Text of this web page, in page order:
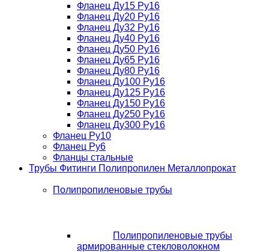
Фланец Ду15 Ру16
Фланец Ду20 Ру16
Фланец Ду32 Ру16
Фланец Ду40 Ру16
Фланец Ду50 Ру16
Фланец Ду65 Ру16
Фланец Ду80 Ру16
Фланец Ду100 Ру16
Фланец Ду125 Ру16
Фланец Ду150 Ру16
Фланец Ду250 Ру16
Фланец Ду300 Ру16
Фланец Ру10
Фланец Ру6
Фланцы стальные
Трубы Фитинги Полипропилен Металлопрокат
Полипропиленовые трубы
Полипропиленовые трубы
армированные стекловолокном